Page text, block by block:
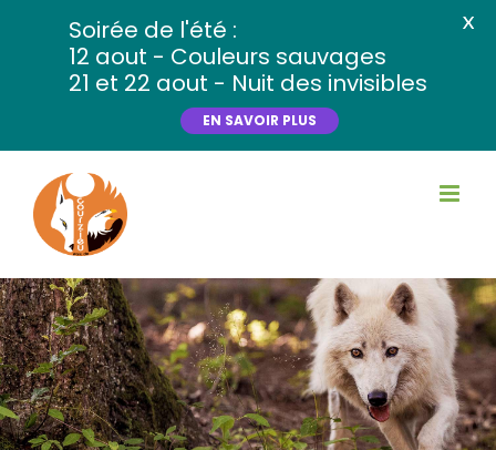
Soirée de l'été :
12 aout - Couleurs sauvages
21 et 22 aout - Nuit des invisibles
EN SAVOIR PLUS
X